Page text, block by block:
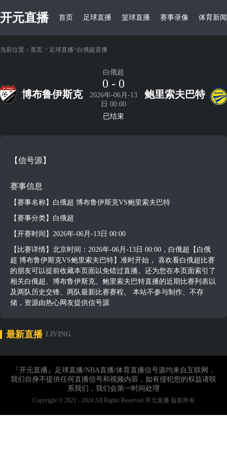
开元直播 首页 足球直播 篮球直播 赛事录像 体育新闻
当前位置： 首页 > 足球直播>白俄超直播
博布鲁伊斯克
白俄超
0 - 0
2026年-06月-13
日 00:00
已结束
鲍里索夫巴特
【信号源】
赛事信息
【赛事名称】白俄超 博布鲁伊斯克VS鲍里索夫巴特
【赛事分类】白俄超
【开赛时间】2026年-06月-13日 00:00
【比赛详情】北京时间：2026年-06月-13日 00:00，白俄超【白俄
超 博布鲁伊斯克VS鲍里索夫巴特】准时开始， 喜欢看白俄超比赛
的朋友可以提前收藏本页面以免错过直播。还为您在本页面索引了
相关白俄超、博布鲁伊斯克、鲍里索夫巴特直播的近期比赛列表以
及两队历史交锋、两队最新比赛赛程。 本站不参与制作、不存
储，资源由热心网友提供信号源
最新直播 LIVING
『开元直播』足球直播/NBA直播/体育直播信号源均来自互联网，
我们自身不提供任何直播信号和视频内容，如有侵犯您的权益请联
系我们，我们会第一时间处理
Copyright © 2021 - 2024 All Rights Reserved 开元直播 版权所有